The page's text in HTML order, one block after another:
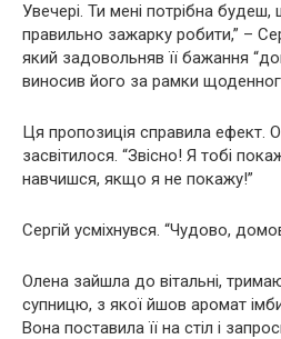
Увечері. Ти мені потрібна
правильно зажарку робити,” –
який задовольняв її бажання
виносив його за рамки
Ця пропозиція справила ефект.
засвітилося. “Звісно! Я тобі
навчишся, якщо я не покажу!”
Сергій усміхнувся. “Чудово,
Олена зайшла до вітальні,
супницю, з якої йшов аромат
Вона поставила її на стіл і